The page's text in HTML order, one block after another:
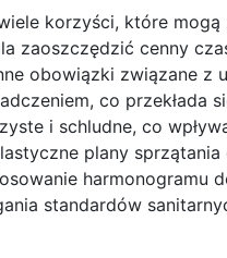
korzyści, które
zaoszczędzić cenny
obowiązki związane z
co przekłada
i schludne, co
plany
harmonogramu
standardów